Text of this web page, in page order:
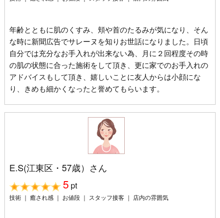
年齢とともに肌のくすみ、頬や首のたるみが気になり、そん
な時に新聞広告でサレーヌを知りお世話になりました。日頃
自分では充分なお手入れが出来ない為、月に２回程度その時
の肌の状態に合った施術をして頂き、更に家でのお手入れの
アドバイスもして頂き、嬉しいことに友人からは小顔にな
り、きめも細かくなったと誉めてもらいます。
E.S(江東区・57歳）さん
5pt
技術 ｜ 癒され感 ｜ お値段 ｜ スタッフ接客 ｜ 店内の雰囲気